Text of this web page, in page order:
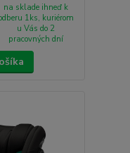
na sklade ihneď k
1ks, kuriérom
u Vás do 2
pracovných dní